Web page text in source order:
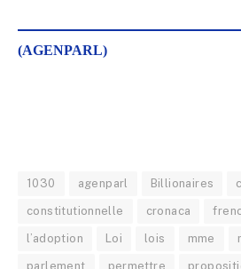
(AGENPARL)
1030 agenparl Billionaires
constitutionnelle cronaca
l’adoption Loi lois mme
parlement permettre